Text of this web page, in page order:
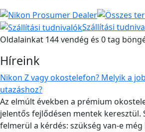
Szállítási
Oldalainkat 144 vendég és 0 tag
Híreink
Nikon Z vagy okostelefon? Melyik a
utazáshoz?
Az elmúlt években a prémium
jelentős fejlődésen mentek keresztül.
felmerül a kérdés: szükség van-e még